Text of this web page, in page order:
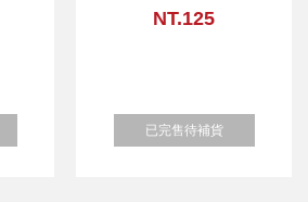
NT.125
已完售待補貨